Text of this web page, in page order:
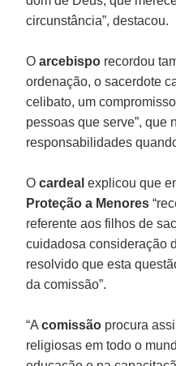
circunstância”, destacou.
Oarcebispo recordou
ordenação, o sacerdote
celibato, um
pessoas que serve”, que
responsabilidades
Ocardeal explicou que
Proteção a Menores
referente aos filhos de
cuidadosa consideração
resolvido que esta
da comissão”.
“Acomissão procura
religiosas em todo o